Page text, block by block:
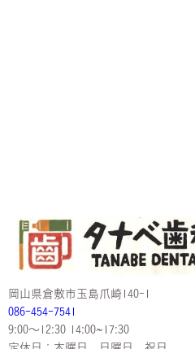
岡山県倉敷市玉島爪崎140-1
086-454-7541
9:00〜12:30 14:00~17:30